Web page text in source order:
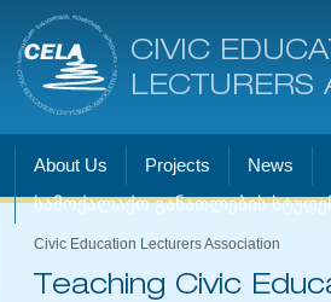
CIVIC
LECTURERS
About Us Projects
News
სამოქალაქო განათლების
Civic Education Lecturers Association
Teaching Civic